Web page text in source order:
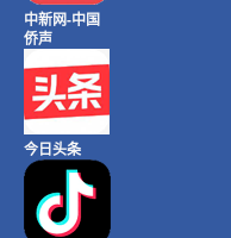
中新网-中国
侨声
今日头条